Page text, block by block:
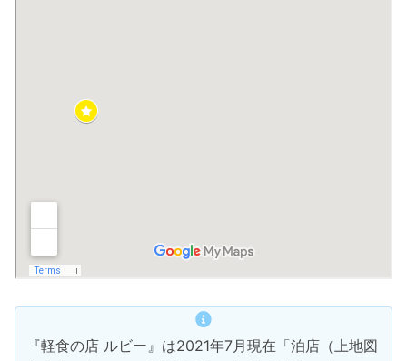
『軽食の店 ルビー』は2021年7月現在「泊店（上地図